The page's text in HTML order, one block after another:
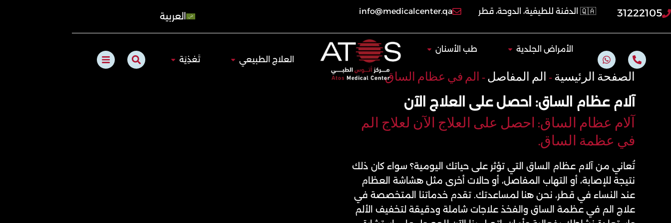
إلى
المحتوى
31222105 🇶🇦 الدفنة للطيفية، الدوحة، قطر info@medicalcenter.qa العربية
P
h
o
n
-
a
W
h
t
a
p
الأمراض الجلدية Open الأمراض الجلدية طب الأسنان Open طب الأسنان
العلاج الطبيعي Open العلاج الطبيعي تَغذِيَة Open تَغذِيَة
S
e
B
a
الصفحة الرئيسية- الم المفاصل- الم في عظام الساق
آلام عظام الساق: احصل على العلاج الآن
آلام عظام الساق: احصل على العلاج الآن لعلاج الم
في عظمة الساق.
تُعاني من آلام عظام الساق التي تؤثر على حياتك اليومية؟ سواء كان ذلك
نتيجة للإصابة، أو التهاب المفاصل، أو حالات أخرى مثل هشاشة العظام
عند النساء في قطر، نحن هنا لمساعدتك. تقدم خدماتنا المتخصصة في
علاج الم في عظمة الساق والفخذ علاجات شاملة ودقيقة لتخفيف الألم